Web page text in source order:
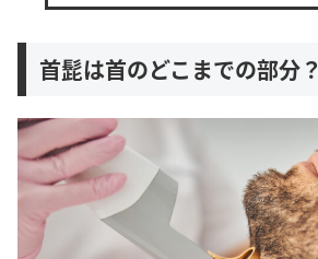
首髭は首のどこまでの部分？